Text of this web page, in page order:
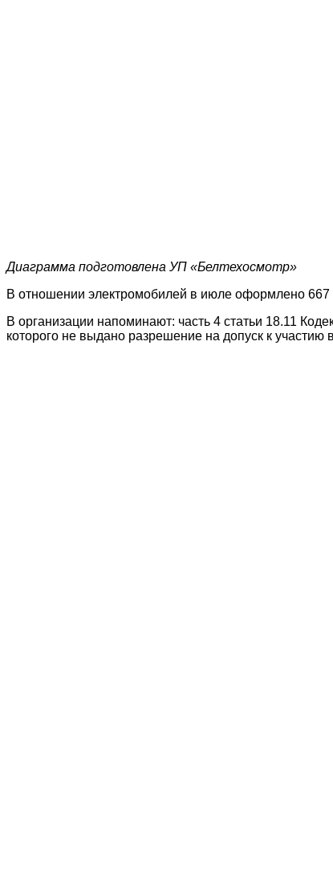
Диаграмма подготовлена УП «Белтехосмотр»
В отношении электромобилей в июле оформлено
В организации напоминают: часть 4 статьи 18.11
которого не выдано разрешение на допуск к